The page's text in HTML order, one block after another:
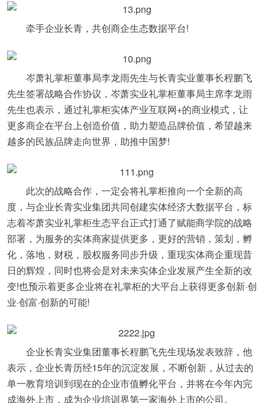
牵手企业长青，共创商企生态数据平台!
岑萧礼掌柜董事局李龙雨先生与长青实业董事长程鹏飞
先生签署战略合作协议，岑萧实业礼掌柜董事局主席李龙雨
先生也表示，通过礼掌柜实体产业互联网+的商业模式，让
更多商企在平台上创造价值，助力塑造品牌价值，希望越来
越多的民族品牌走向世界，助推中国梦!
此次的战略合作，一定会将礼掌柜推向一个全新的高
度，与企业长青实业集团共同创建实体经济大数据平台，标
志着岑萧实业礼掌柜生态平台正式打通了赋能商学院的战略
部署，为服务的实体商家提供更多，更好的营销，策划，孵
化，落地，财税，股权服务同步升级，重现实体商企重现昔
日的辉煌，同时也将会是对未来实体企业发展产生全新的改
变!也预示着更多企业将在礼掌柜的大平台上获得更多创新·创
业·创富·创新的可能!
企业长青实业集团董事长程鹏飞先生现场发表致辞，他
表示，企业长青历经15年的沉淀发展，不断创新，从过去的
单一教育培训到现在的企业市值孵化平台，并将在今年内完
成海外上市，成为企业培训界第一家海外上市的公司。